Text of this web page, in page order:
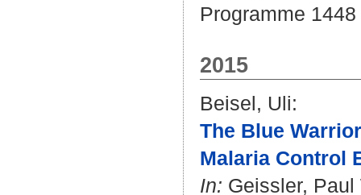
Programme
2015
Beisel, Uli:
The Blue
Malaria Control
In: Geissler, Paul